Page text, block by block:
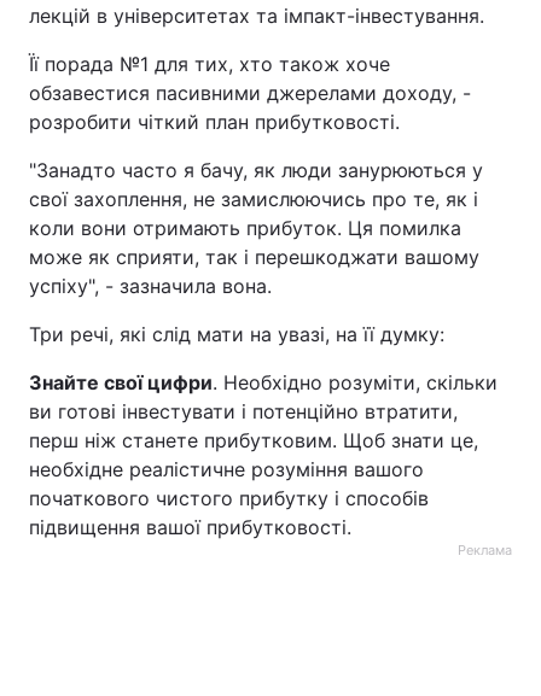
лекцій в університетах та імпакт-інвестування.
Її порада №1 для тих, хто також хоче
обзавестися пасивними джерелами доходу, -
розробити чіткий план прибутковості.
"Занадто часто я бачу, як люди занурюються у
свої захоплення, не замислюючись про те, як і
коли вони отримають прибуток. Ця помилка
може як сприяти, так і перешкоджати вашому
успіху", - зазначила вона.
Три речі, які слід мати на увазі, на її думку:
Знайте свої цифри. Необхідно розуміти, скільки
ви готові інвестувати і потенційно втратити,
перш ніж станете прибутковим. Щоб знати це,
необхідне реалістичне розуміння вашого
початкового чистого прибутку і способів
підвищення вашої прибутковості.
Реклама